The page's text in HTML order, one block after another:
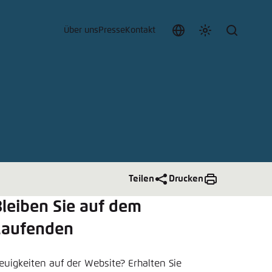
SpracheFarbschema
Suche
Über uns PresseKontakt
Teilen Drucken
Sie auf dem
auf der Website? Erhalten Sie